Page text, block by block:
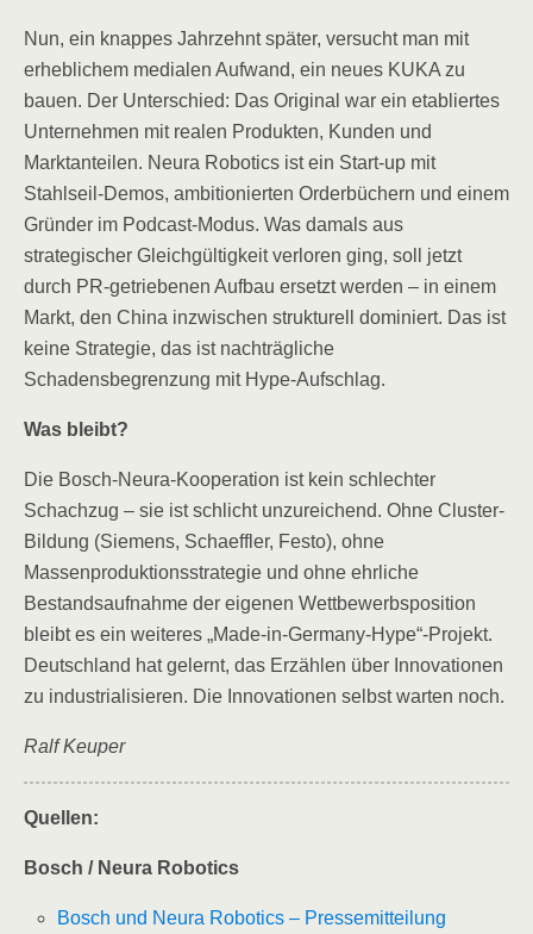
Nun, ein knappes Jahrzehnt später, versucht man mit
erheblichem medialen Aufwand, ein neues KUKA zu
bauen. Der Unterschied: Das Original war ein etabliertes
Unternehmen mit realen Produkten, Kunden und
Marktanteilen. Neura Robotics ist ein Start-up mit
Stahlseil-Demos, ambitionierten Orderbüchern und einem
Gründer im Podcast-Modus. Was damals aus
strategischer Gleichgültigkeit verloren ging, soll jetzt
durch PR-getriebenen Aufbau ersetzt werden – in einem
Markt, den China inzwischen strukturell dominiert. Das ist
keine Strategie, das ist nachträgliche
Schadensbegrenzung mit Hype-Aufschlag.
Was bleibt?
Die Bosch-Neura-Kooperation ist kein schlechter
Schachzug – sie ist schlicht unzureichend. Ohne Cluster-
Bildung (Siemens, Schaeffler, Festo), ohne
Massenproduktionsstrategie und ohne ehrliche
Bestandsaufnahme der eigenen Wettbewerbsposition
bleibt es ein weiteres „Made-in-Germany-Hype“-Projekt.
Deutschland hat gelernt, das Erzählen über Innovationen
zu industrialisieren. Die Innovationen selbst warten noch.
Ralf Keuper
Quellen:
Bosch / Neura Robotics
Bosch und Neura Robotics – Pressemitteilung